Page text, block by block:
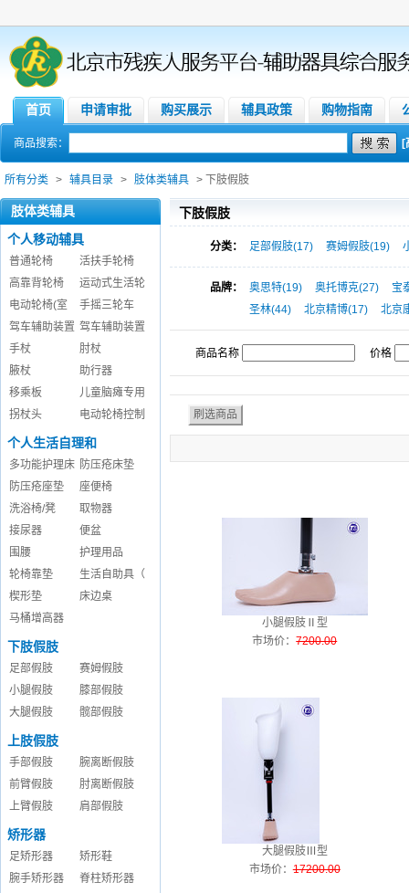
首页 申请审批 购买展示 辅具政策 购物指南
商品搜索： [
所有分类 > 辅具目录 > 肢体类辅具 > 下肢假肢
肢体类辅具
个人移动辅具
普通轮椅
活扶手轮椅
高靠背轮椅
运动式生活轮
电动轮椅(室
手摇三轮车
驾车辅助装置 驾车辅助装置
手杖
肘杖
腋杖
助行器
移乘板
儿童脑瘫专用
拐杖头
电动轮椅控制
个人生活自理和
多功能护理床 防压疮床垫
防压疮座垫
座便椅
洗浴椅/凳
取物器
接尿器
便盆
围腰
护理用品
轮椅靠垫
生活自助具（
楔形垫
床边桌
马桶增高器
下肢假肢
足部假肢
赛姆假肢
小腿假肢
膝部假肢
大腿假肢
髋部假肢
上肢假肢
手部假肢
腕离断假肢
前臂假肢
肘离断假肢
上臂假肢
肩部假肢
矫形器
足矫形器
矫形鞋
腕手矫形器
脊柱矫形器
下肢假肢
分类： 足部假肢(17) 赛姆假肢(19)
品牌： 奥思特(19) 奥托博克(27)
宝
圣林(44)
北京精博(17) 北京
商品名称 价格
小腿假肢Ⅱ型
市场价：7200.00
大腿假肢Ⅲ型
市场价：17200.00